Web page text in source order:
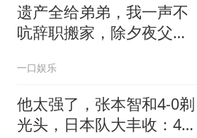
遗产全给弟弟，我一声不
吭辞职搬家，除夕夜父亲
一口娱乐
他太强了，张本智和4-0剃
光头，日本队大丰收：4